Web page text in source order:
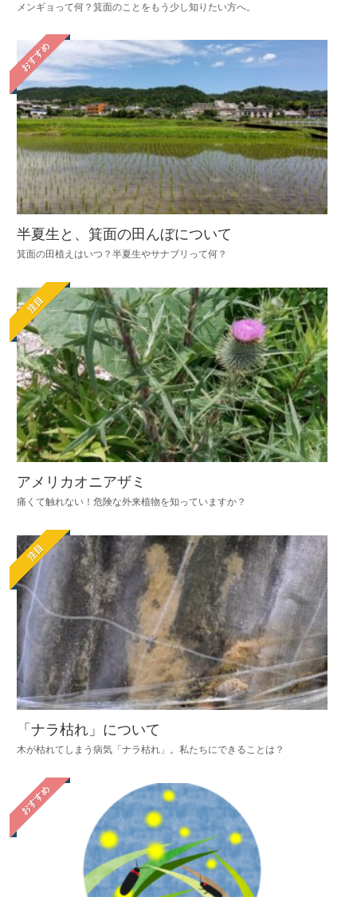
メンギョって何？箕面のことをもう少し知りたい方へ。
おすすめ
半夏生と、箕面の田んぼについて
箕面の田植えはいつ？半夏生やサナブリって何？
注目
アメリカオニアザミ
痛くて触れない！危険な外来植物を知っていますか？
注目
「ナラ枯れ」について
木が枯れてしまう病気「ナラ枯れ」。私たちにできることは？
おすすめ